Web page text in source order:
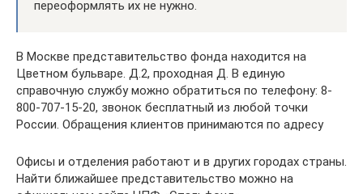
переоформлять их не нужно.
В Москве представительство фонда находится на
Цветном бульваре. Д.2, проходная Д. В единую
справочную службу можно обратиться по телефону: 8-
800-707-15-20, звонок бесплатный из любой точки
России. Обращения клиентов принимаются по адресу
Офисы и отделения работают и в других городах страны.
Найти ближайшее представительство можно на